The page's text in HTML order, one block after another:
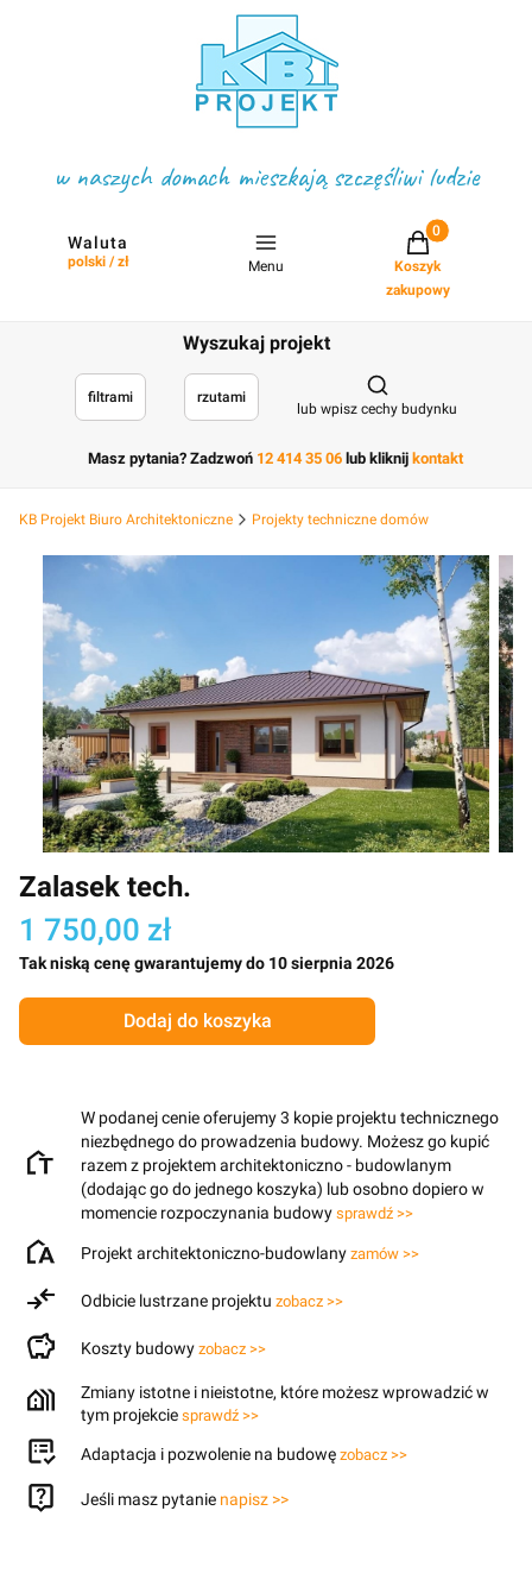
w naszych domach mieszkają szczęśliwi ludzie
Waluta
polski / zł Menu
Projekty w
Koszyk
zakupowy
Wyszukaj projekt
filtrami rzutami
Otwórz
lub wpisz cechy budynku
Masz pytania? Zadzwoń 12 414 35 06 lub kliknij kontakt
KB Projekt Biuro Architektoniczne Projekty techniczne domów
Zalasek tech.
1 750,00 zł
Tak niską cenę gwarantujemy do 10 sierpnia 2026
Dodaj do koszyka
W podanej cenie oferujemy 3 kopie projektu technicznego
niezbędnego do prowadzenia budowy. Możesz go kupić
razem z projektem architektoniczno - budowlanym
(dodając go do jednego koszyka) lub osobno dopiero w
momencie rozpoczynania budowy sprawdź >>
Projekt architektoniczno-budowlany zamów >>
Odbicie lustrzane projektu zobacz >>
Koszty budowy zobacz >>
Zmiany istotne i nieistotne, które możesz wprowadzić w
tym projekcie sprawdź >>
Adaptacja i pozwolenie na budowę zobacz >>
Jeśli masz pytanie napisz >>